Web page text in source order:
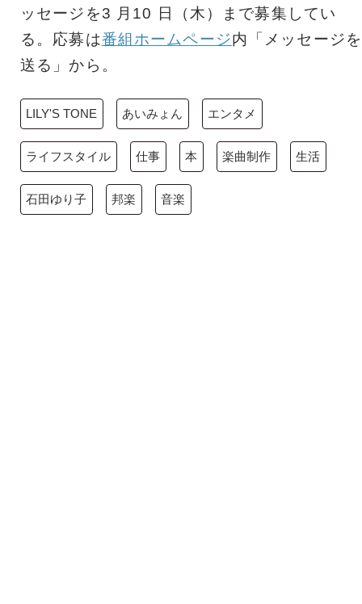
ッセージを3 月10 日（木）まで募集してい
る。応募は番組ホームページ内「メッセージを
送る」から。
LILY'S TONE あいみょん エンタメ
ライフスタイル 仕事 本 楽曲制作 生活
石田ゆり子 邦楽 音楽